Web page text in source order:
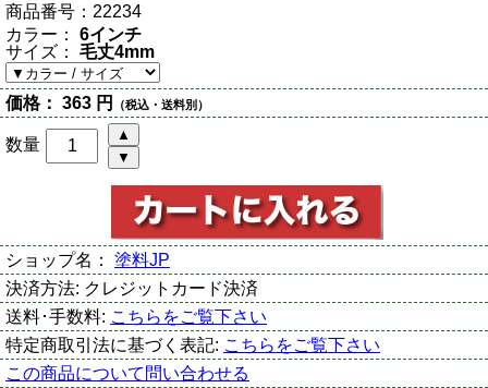
商品番号： 22234
カラー：
6インチ
サイズ：
毛丈4mm
価格： 363 円 （税込・送料別）
数量
ショップ名： 塗料JP
決済方法: クレジットカード決済
送料･手数料: こちらをご覧下さい
特定商取引法に基づく表記: こちらをご覧下さい
この商品について問い合わせる